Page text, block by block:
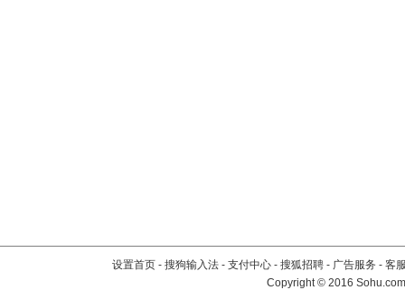
设置首页 - 搜狗输入法 - 支付中心 - 搜狐招聘 - 广告服务 - 客
Copyright©2016